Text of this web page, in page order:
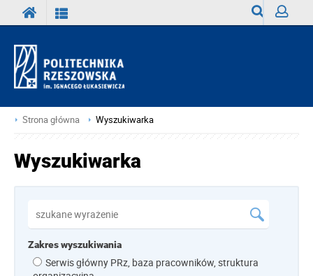
Strona główna Wyszukiwarka
Wyszukiwarka
Zakres wyszukiwania
Serwis główny PRz, baza pracowników, struktura